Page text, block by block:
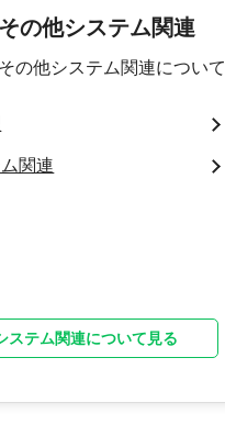
その他システム関連
その他システム関連について
関連
ステム関連について見る